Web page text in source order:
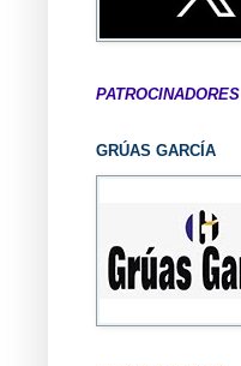
PATROCINADORES
GRÚAS GARCÍA